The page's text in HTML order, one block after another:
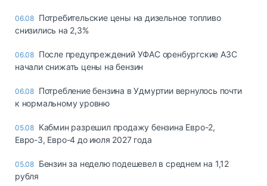
06.08 Потребительские цены на дизельное топливо
снизились на 2,3%
06.08 После предупреждений УФАС оренбургские АЗС
начали снижать цены на бензин
06.08 Потребление бензина в Удмуртии вернулось почти
к нормальному уровню
05.08 Кабмин разрешил продажу бензина Евро-2,
Евро-3, Евро-4 до июля 2027 года
05.08 Бензин за неделю подешевел в среднем на 1,12
рубля